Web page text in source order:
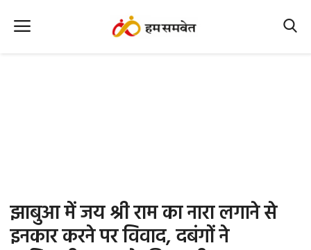
Office Office
झाबुआ में जय श्री राम का नारा लगाने से
इनकार करने पर विवाद, दबंगों ने